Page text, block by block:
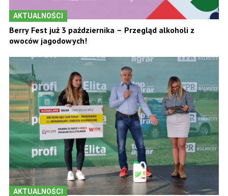
AKTUALNOŚCI
Berry Fest już 3 października – Przegląd alkoholi z
owoców jagodowych!
AKTUALNOŚCI